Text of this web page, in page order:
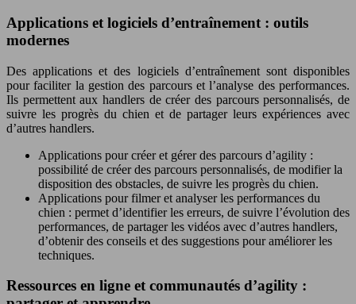
Applications et logiciels d’entraînement : outils
modernes
Des applications et des logiciels d’entraînement sont disponibles
pour faciliter la gestion des parcours et l’analyse des performances.
Ils permettent aux handlers de créer des parcours personnalisés, de
suivre les progrès du chien et de partager leurs expériences avec
d’autres handlers.
Applications pour créer et gérer des parcours d’agility :
possibilité de créer des parcours personnalisés, de modifier la
disposition des obstacles, de suivre les progrès du chien.
Applications pour filmer et analyser les performances du
chien : permet d’identifier les erreurs, de suivre l’évolution des
performances, de partager les vidéos avec d’autres handlers,
d’obtenir des conseils et des suggestions pour améliorer les
techniques.
Ressources en ligne et communautés d’agility :